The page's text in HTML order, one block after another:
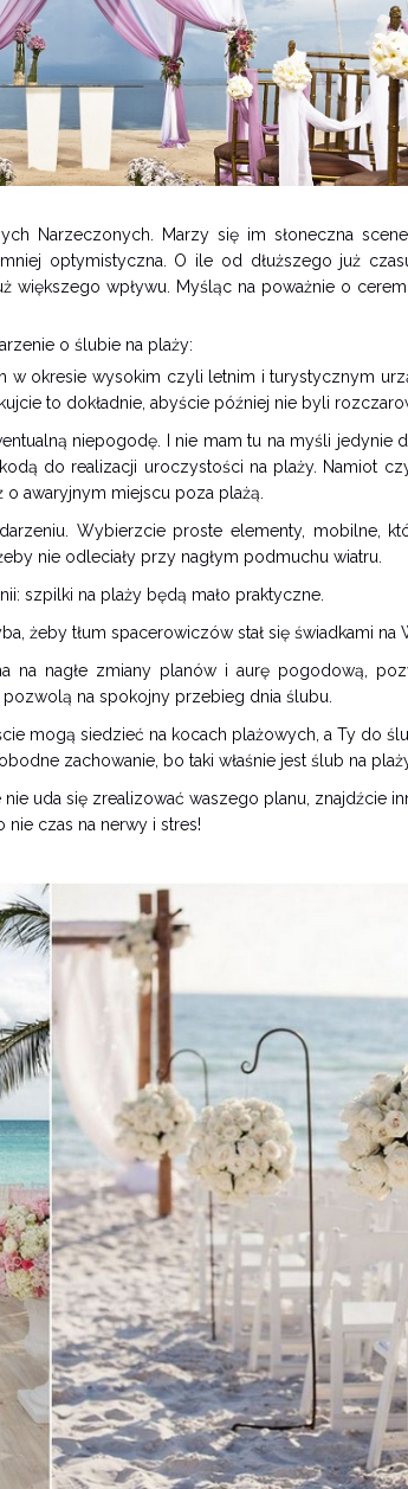
Narzeczonych. Marzy się im słoneczna
optymistyczna. O ile od dłuższego już
wpływu. Myśląc na poważnie o
o ślubie na plaży:
w okresie wysokim czyli letnim i turystycznym
to dokładnie, abyście później nie byli
niepogodę. I nie mam tu na myśli jedynie
do realizacji uroczystości na plaży. Namiot
awaryjnym miejscu poza plażą.
Wybierzcie proste elementy, mobilne,
nie odleciały przy nagłym podmuchu wiatru.
szpilki na plaży będą mało praktyczne.
żeby tłum spacerowiczów stał się świadkami na
na nagłe zmiany planów i aurę pogodową,
na spokojny przebieg dnia ślubu.
mogą siedzieć na kocach plażowych, a Ty do
zachowanie, bo taki właśnie jest ślub na
uda się zrealizować waszego planu, znajdźcie
czas na nerwy i stres!